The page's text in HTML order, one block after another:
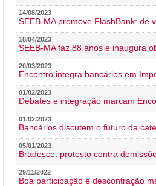
14/08/2023
SEEB-MA promove FlashBank: de
18/04/2023
SEEB-MA faz 88 anos e inaugura
20/03/2023
Encontro integra bancários em
01/02/2023
Debates e integração marcam
01/02/2023
Bancários discutem o futuro da
05/01/2023
Bradesco: protesto contra
29/11/2022
Boa participação e descontração